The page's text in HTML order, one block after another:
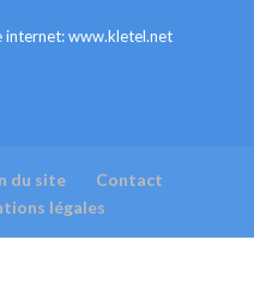
internet:www.kletel.net
du site
Contact
légales